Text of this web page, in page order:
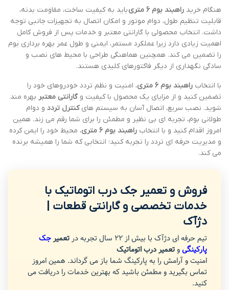
هنگام خرید راهبند بوم 6 متری
باید به کیفیت ساخت، مقاومت بدنه،
قابلیت تنظیم طول، دوام موتور و امکان اتصال به تجهیزات جانبی توجه
داشت. انتخاب محصولی با گارانتی معتبر و خدمات پس از فروش کامل
اهمیت زیادی دارد زیرا عملکرد مستمر، ایمنی و طول عمر بهره برداری بوم
را تضمین می کند. همچنین هماهنگی طراحی با محیط های نصب و
سادگی نگهداری از دیگر فاکتورهای کلیدی هستند.
با انتخاب راهبند بوم 6 متری
، امنیت و نظم تردد خودروهای خود را
تضمین کنید و از مزایای یک محصول با کیفیت و گارانتی معتبر بهره مند
شوید. نصب سریع، اتصال آسان به سیستم هایکنترل تردد و دوام
طولانی بوم، تجربه ای بی نظیر و مطمئن را برای شما رقم می زند. همین
امروز اقدام کنید و با انتخاب راهبند بوم 6 متری
، محیط خود را ایمن کرده
و مدیریت حرفه ای تردد را تجربه کنید؛ انتخابی که شما را همیشه برنده
می کند.
فروش و تعمیر جک درب اتوماتیک با
خدمات تخصصی و گارانتی قطعات |
دژآک
تیم حرفه ای دژآک با بیش از 22 سال تجربه در تعمیرجک
پارکینگیوتعمیر درب اتوماتیک
امنیت و آرامش را به پارکینگ شما باز می گرداند. همین امروز
تماس بگیرید و مطمئن باشید که بهترین خدمات را دریافت می
کنید.